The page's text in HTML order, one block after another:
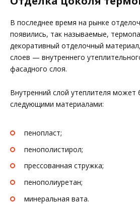
В последнее время на рынке
появились, так называемые,
декоративный отделочный
слоев — внутреннего
фасадного слоя.
Внутренний слой утеплителя может
следующими материалами:
пенопласт;
пенополистирол;
прессованная стружка;
пенополиуретан;
минеральная вата.